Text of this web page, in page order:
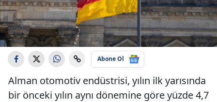
Abone Ol
Alman otomotiv endüstrisi, yılın ilk yarısında
bir önceki yılın aynı dönemine göre yüzde 4,7